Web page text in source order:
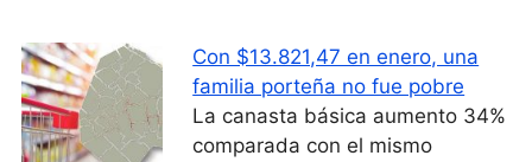
Con $13.821,47 en enero, una
familia porteña no fue pobre
La canasta básica aumento 34%
comparada con el mismo